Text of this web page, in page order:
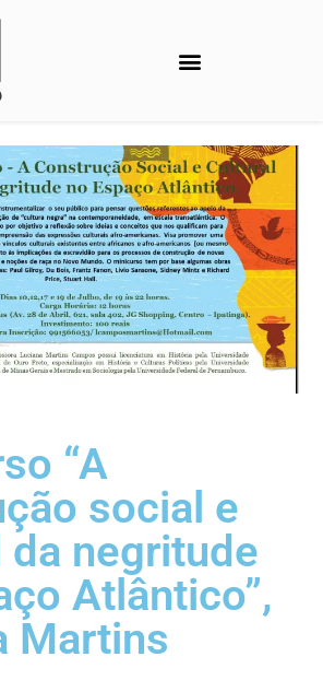
“A
social e
da negritude
Atlântico”,
Martins